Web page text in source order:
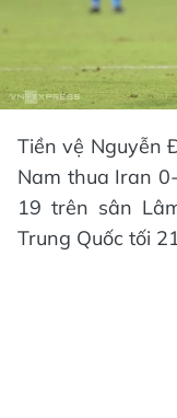
Tiền vệ Nguyễn
Nam thua Iran
19 trên sân
Trung Quốc tối